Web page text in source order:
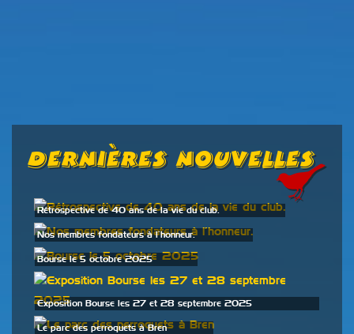
Dernières Nouvelles
Rétrospective de 40 ans de la vie du club.
Nos membres fondateurs à l’honneur.
Bourse le 5 octobre 2025
Exposition Bourse les 27 et 28 septembre 2025
Le parc des perroquets à Bren